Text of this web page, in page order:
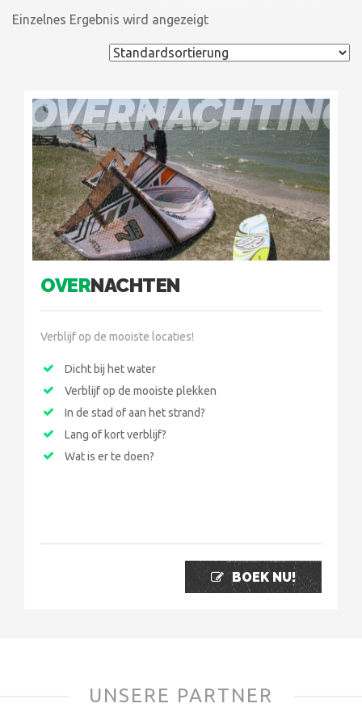
Einzelnes Ergebnis wird angezeigt
OVERNACHTEN
Verblijf op de mooiste locaties!
Dicht bij het water
Verblijf op de mooiste plekken
In de stad of aan het strand?
Lang of kort verblijf?
Wat is er te doen?
BOEK NU!
UNSERE PARTNER